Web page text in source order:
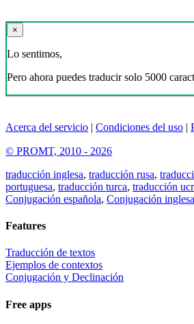
×
Lo sentimos,
Pero ahora puedes traducir solo 5000
Acerca del servicio | Condiciones del uso |
© PROMT, 2010 - 2026
traducción inglesa, traducción rusa,
portuguesa, traducción turca, traducción
Conjugación española, Conjugación inglesa
Features
Traducción de textos
Ejemplos de contextos
Conjugación y Declinación
Free apps